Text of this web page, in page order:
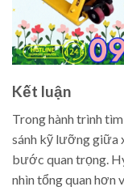
Kết luận
Trong hành trình
sánh kỹ lưỡng giữa
bước quan trọng.
nhìn tổng quan hơn